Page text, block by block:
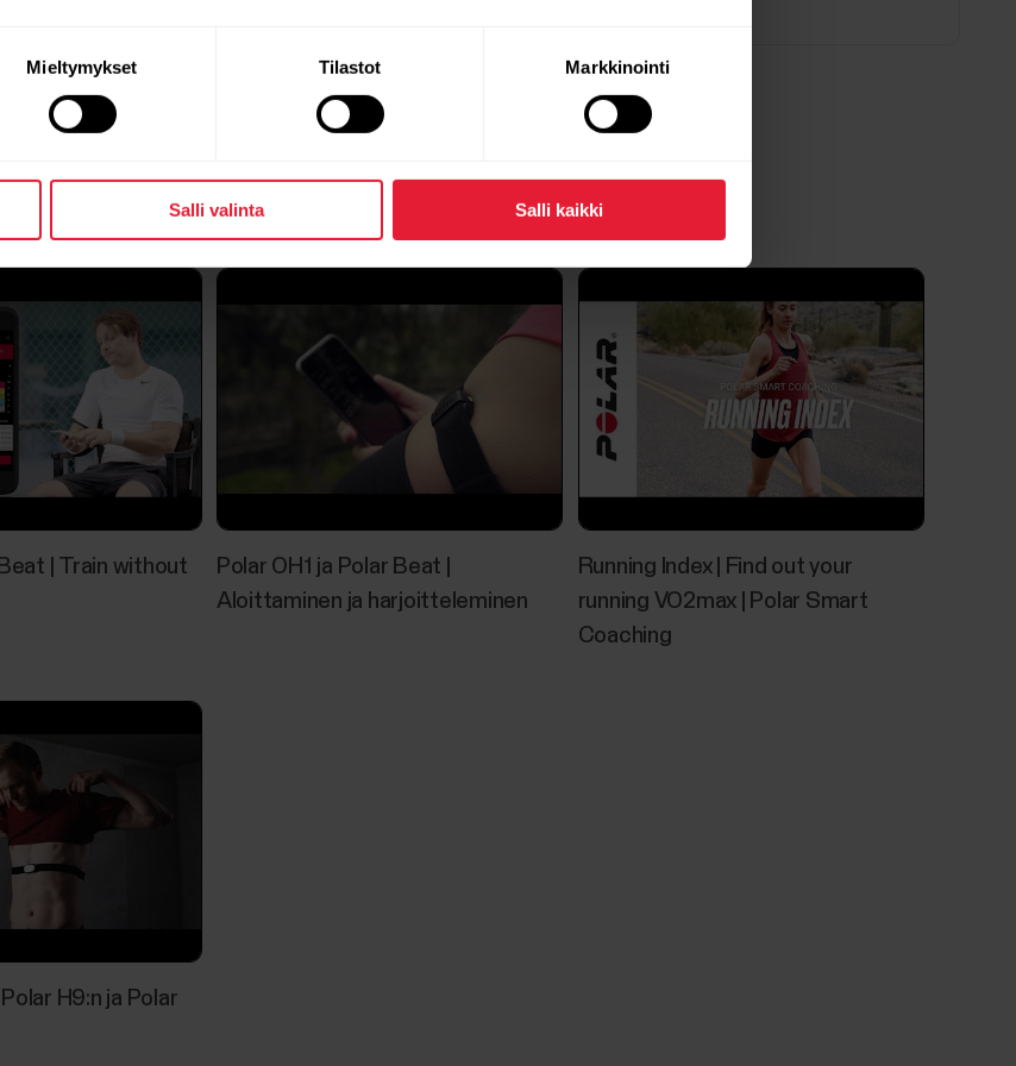
Mieltymykset Tilastot Markkinointi
Salli valinta Salli kaikki
Miten sykesensorin pariston varaus tarkistetaan?
Voit tarkistaa pariston varauksen Polar Flow‑ tai Polar Beat ‑mobiilisovelluksesta, jos olet yhdistänyt
sykesensorisi sovellukseen.Polar Flow ‑sovelluksestaiOS-järjestelmissä1. Pue sykesensori päällesi.2.
Avaa Polar Flow ‑sovellus ja siirry Aloita-näkymään (1).3. Avaa Treeniasetukset (2)...
| Train without
Polar OH1 ja Polar Beat |
Aloittaminen ja harjoitteleminen
Running Index | Find out your
running VO2max | Polar Smart
Coaching
H9:n ja Polar